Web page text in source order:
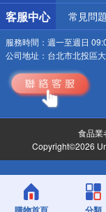
客服中心 常見問題
服務時間： 週一至週日
公司地址： 台北市北投區
食品業
Copyright©2026